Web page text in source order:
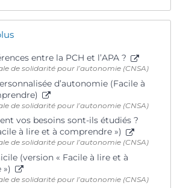
entre la PCH et l’APA ?
de solidarité pour l’autonomie (CNSA)
d’autonomie (Facile à
de solidarité pour l’autonomie (CNSA)
vos besoins sont-ils étudiés ?
à lire et à comprendre »)
de solidarité pour l’autonomie (CNSA)
(version « Facile à lire et à
»)
de solidarité pour l’autonomie (CNSA)